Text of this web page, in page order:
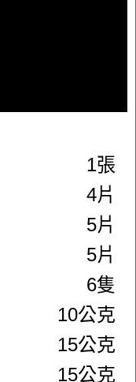
1張
4片
5片
5片
6隻
10公克
15公克
15公克